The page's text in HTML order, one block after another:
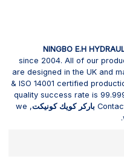
NINGBO E.H
since 2004. All of our
are designed in the UK and
& ISO 14001 certified
quality success rate is
باركر كويك كونيكت , we